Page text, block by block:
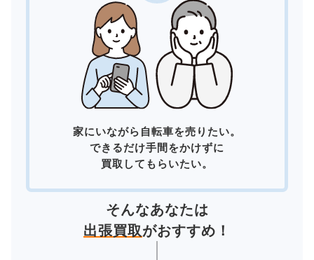
家にいながら自転車を売りたい。
できるだけ手間をかけずに
買取してもらいたい。
そんなあなたは
出張買取がおすすめ！